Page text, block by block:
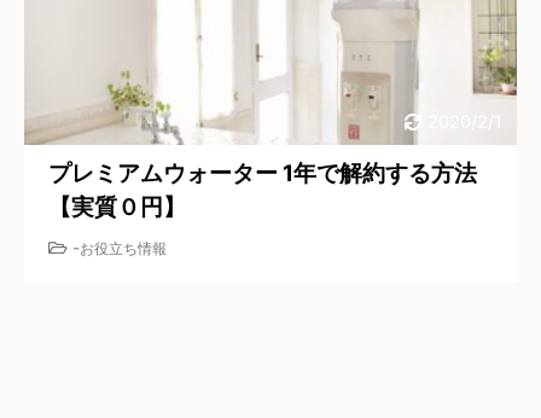
2020/2/1
プレミアムウォーター 1年で解約する方法
【実質０円】
-お役立ち情報